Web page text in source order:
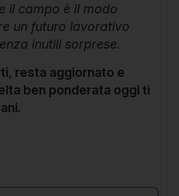
il campo è il modo
un futuro lavorativo
inutili sorprese.
resta aggiornato e
ben ponderata oggi ti